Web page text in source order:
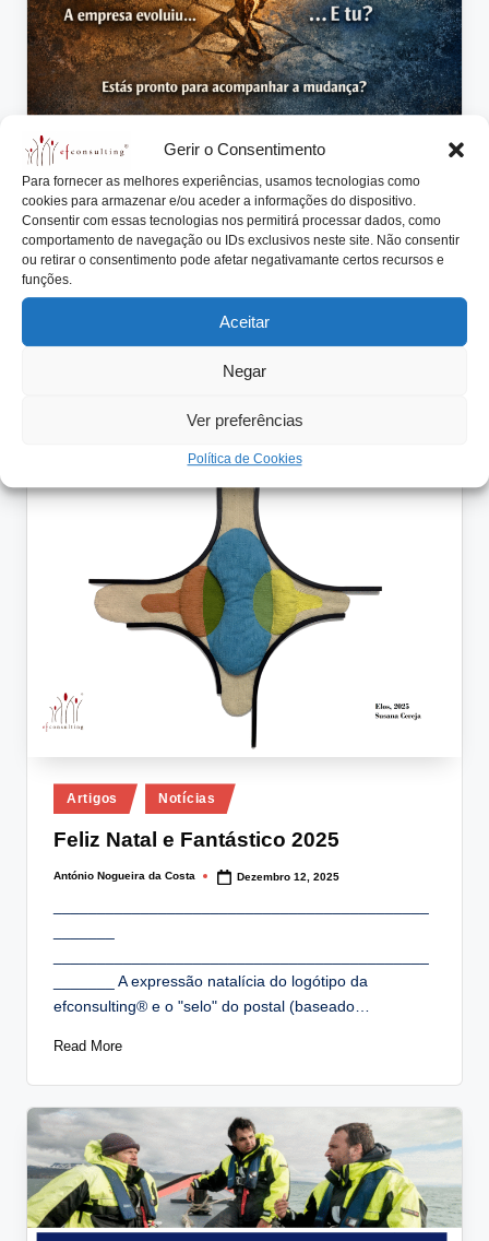
Gerir o Consentimento
Para fornecer as melhores experiências, usamos tecnologias como
cookies para armazenar e/ou aceder a informações do dispositivo.
Consentir com essas tecnologias nos permitirá processar dados, como
comportamento de navegação ou IDs exclusivos neste site. Não consentir
ou retirar o consentimento pode afetar negativamante certos recursos e
funções.
Aceitar
Negar
Ver preferências
Política de Cookies
Posted
Notícias
A tua empresa mudou contigo?
Posted
by
António Nogueira da Costa Abril 16, 2026
A empresa mudou para se adaptar ao novo contexto.
Posted
in
Artigos Notícias
Feliz Natal e Fantástico 2025
Posted
António Nogueira da Costa Dezembro 12, 2025
_______ A expressão natalícia do logótipo da
efconsulting® e o "selo" do postal (baseado…
Read More